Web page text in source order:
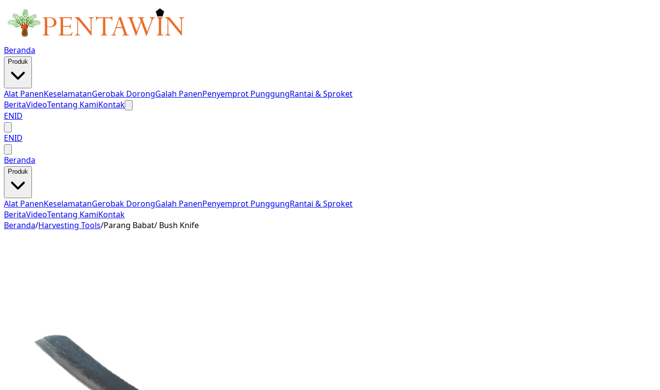
Beranda
Produk
Alat PanenKeselamatanGerobak DorongGalah PanenPenyemprot PunggungRantai & Sproket
BeritaVideoTentang KamiKontak
ENID
ENID
Beranda
Produk
Alat PanenKeselamatanGerobak DorongGalah PanenPenyemprot PunggungRantai & Sproket
BeritaVideoTentang KamiKontak
Beranda/Harvesting Tools/Parang Babat/ Bush Knife